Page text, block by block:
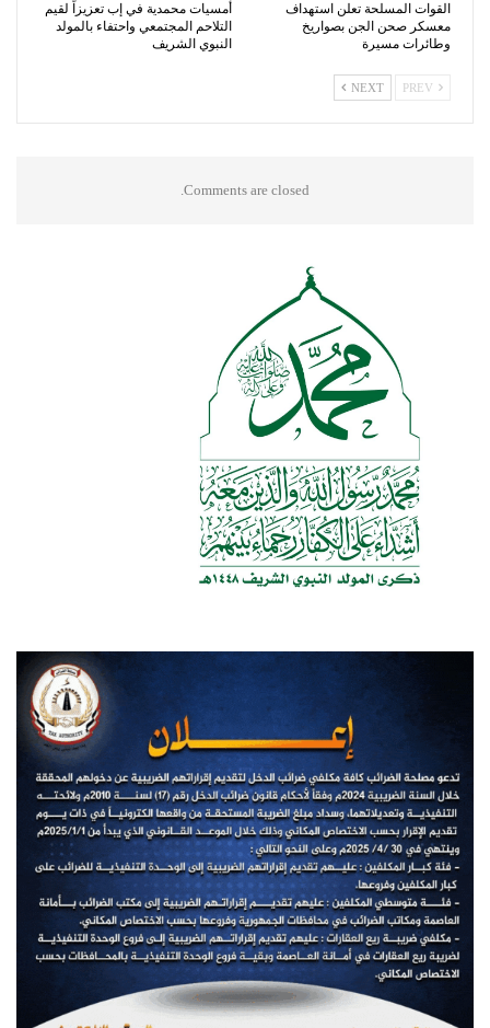
القوات المسلحة تعلن استهداف
معسكر صحن الجن بصواريخ
وطائرات مسيرة
أمسيات محمدية في إب تعزيزاً لقيم
التلاحم المجتمعي واحتفاء بالمولد
النبوي الشريف
NEXT
Comments are closed.